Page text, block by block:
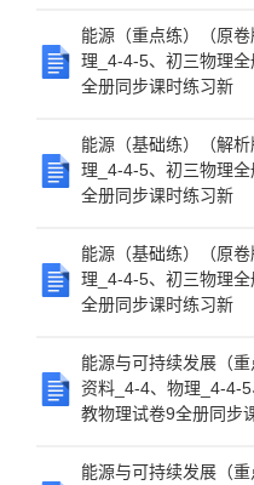
能源（重点练）（原
理_4-4-5、初三物理
全册同步课时练习新
能源（基础练）（解
理_4-4-5、初三物理
全册同步课时练习新
能源（基础练）（原
理_4-4-5、初三物理
全册同步课时练习新
能源与可持续发展（
资料_4-4、物理_4-4-
教物理试卷9全册同步
能源与可持续发展（